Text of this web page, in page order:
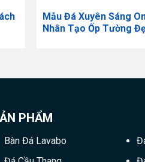
Mẫu Đá Xuyên Sáng
Nhân Tạo Ốp Tường
PHẨM
Bàn Đá Lavabo